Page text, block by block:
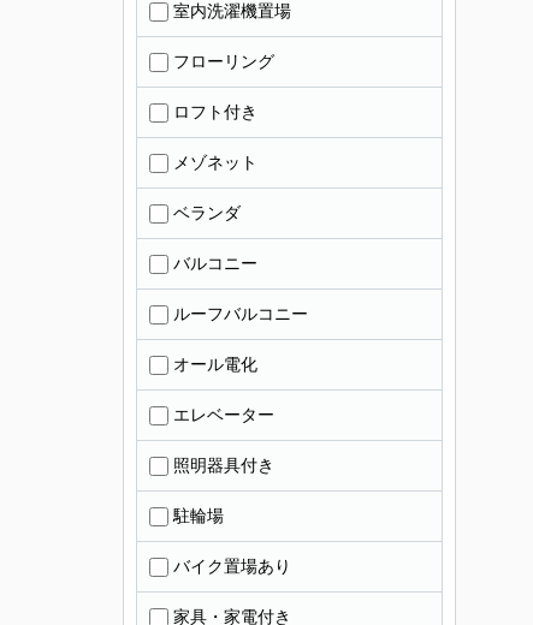
室内洗濯機置場
フローリング
ロフト付き
メゾネット
ベランダ
バルコニー
ルーフバルコニー
オール電化
エレベーター
照明器具付き
駐輪場
バイク置場あり
家具・家電付き